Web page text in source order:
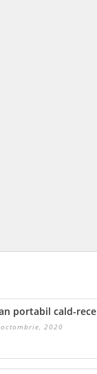
portabil cald-rece
2020